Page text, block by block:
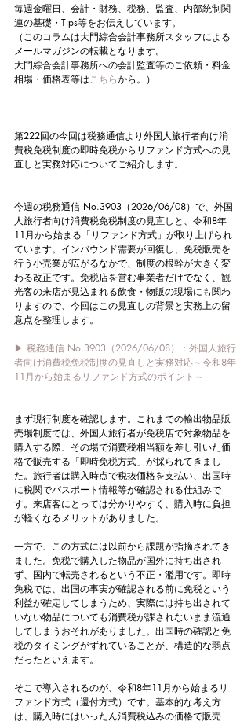
毎週金曜日、会計・財務、税務、監査、内部統制関
連の基礎・Tips等をお伝えしています。
（このコラムは大門綜合会計事務所スタッフによる
メールマガジンの転載となります。
大門綜合会計事務所への会計監査等のご依頼・料金
相場・価格表等はこちらから。）
第222回の今回は税務通信より外国人旅行者向け消
費税免税制度の即時免税からリファンド方式への見
直しと実務対応についてご紹介します。
今週の税務通信 No.3903（2026/06/08）で、外国
人旅行者向け消費税免税制度の見直しと、令和8年
11月から始まる「リファンド方式」が取り上げられ
ています。インバウンド需要が回復し、免税販売を
行う小売業が広がるなかで、制度の根幹が大きく変
わる改正です。免税店を営む事業者だけでなく、観
光客の来店が見込まれる飲食・物販の現場にも関わ
りますので、今回はこの見直しの背景と実務上の留
意点を整理します。
▶ 税務通信 No.3903（2026/06/08）：外国人旅行
者向け消費税免税制度の見直しと実務対応～令和8年
11月から始まるリファンド方式のポイント～
まず現行制度を確認します。これまでの輸出物品販
売場制度では、外国人旅行者が免税店で対象物品を
購入する際、その場で消費税相当額を差し引いた価
格で販売する「即時免税方式」が採られてきまし
た。旅行者は購入時点で税抜価格を支払い、出国時
に税関でパスポート情報等が確認される仕組みで
す。来店客にとっては分かりやすく、購入時に負担
が軽くなるメリットがありました。
一方で、この方式には以前から課題が指摘されてき
ました。免税で購入した物品が国外に持ち出され
ず、国内で転売されるという不正・濫用です。即時
免税では、出国の事実が確認される前に免税という
利益が確定してしまうため、実際には持ち出されて
いない物品についても消費税が課されないまま流通
してしまうおそれがありました。出国時の確認と免
税のタイミングがずれていることが、構造的な弱点
だったといえます。
そこで導入されるのが、令和8年11月から始まるリ
ファンド方式（還付方式）です。基本的な考え方
は、購入時にはいったん消費税込みの価格で販売